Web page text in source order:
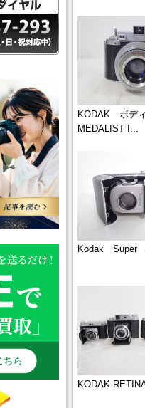
KODAK ボデ
MEDALIST I...
Kodak Super
KODAK